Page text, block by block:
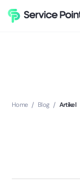
Home / Blog / Artikel